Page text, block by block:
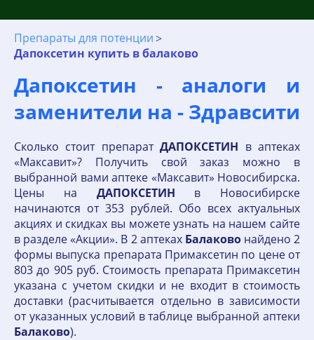
Препараты для потенции
Дапоксетин купить в балаково
Дапоксетин - аналоги и
заменители на - Здравсити
Сколько стоит препаратДАПОКСЕТИН в аптеках
«Максавит»? Получить свой заказ можно в
выбранной вами аптеке «Максавит» Новосибирска.
Цены на ДАПОКСЕТИН в Новосибирске
начинаются от 353 рублей. Обо всех актуальных
акциях и скидках вы можете узнать на нашем сайте
в разделе «Акции». В 2 аптеках Балаковонайдено 2
формы выпуска препарата Примаксетин по цене от
803 до 905 руб. Стоимость препарата Примаксетин
указана с учетом скидки и не входит в стоимость
доставки (расчитывается отдельно в зависимости
от указанных условий в таблице выбранной аптеки
Балаково).